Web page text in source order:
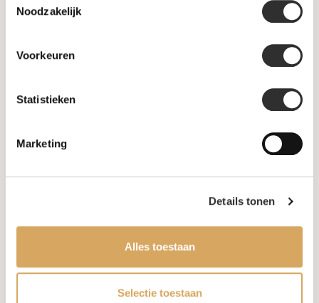
Noodzakelijk
Voorkeuren
Statistieken
Marketing
Details tonen
Alles toestaan
Selectie toestaan
Levertijd & verzendkosten